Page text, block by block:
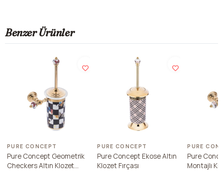
Benzer Ürünler
PURE CONCEPT
Pure Concept Geometrik
Checkers Altın Klozet
PURE CONCEPT
Pure Concept Ekose Altın
Klozet Fırçası
PURE
Pure
Montajlı